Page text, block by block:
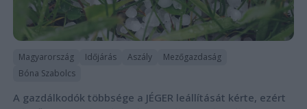
Magyarország Időjárás Aszály
Mezőgazdaság
Bóna Szabolcs
A gazdálkodók többsége a JÉGER leállítását kérte, ezért